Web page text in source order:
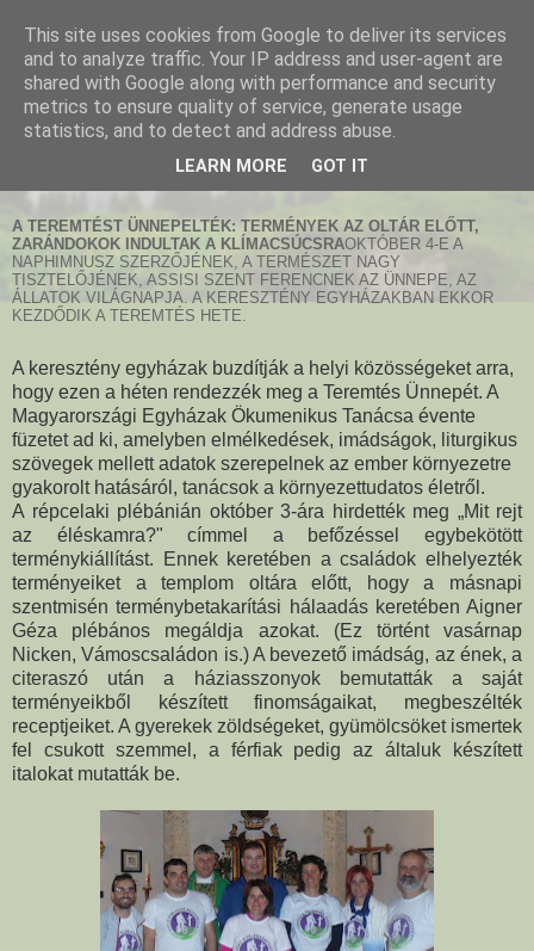
2015-10-03
TAF Répcelak
A TEREMTÉST ÜNNEPELTÉK: TERMÉNYEK AZ OLTÁR ELŐTT,
ZARÁNDOKOK INDULTAK A KLÍMACSÚCSRAOKTÓBER 4-E A
NAPHIMNUSZ SZERZŐJÉNEK, A TERMÉSZET NAGY
TISZTELŐJÉNEK, ASSISI SZENT FERENCNEK AZ ÜNNEPE, AZ
ÁLLATOK VILÁGNAPJA. A KERESZTÉNY EGYHÁZAKBAN EKKOR
KEZDŐDIK A TEREMTÉS HETE.
A keresztény egyházak buzdítják a helyi közösségeket arra,
hogy ezen a héten rendezzék meg a Teremtés Ünnepét. A
Magyarországi Egyházak Ökumenikus Tanácsa évente
füzetet ad ki, amelyben elmélkedések, imádságok, liturgikus
szövegek mellett adatok szerepelnek az ember környezetre
gyakorolt hatásáról, tanácsok a környezettudatos életről.
A répcelaki plébánián október 3-ára hirdették meg „Mit rejt
az éléskamra?" címmel a befőzéssel egybekötött
terménykiállítást. Ennek keretében a családok elhelyezték
terményeiket a templom oltára előtt, hogy a másnapi
szentmisén terménybetakarítási hálaadás keretében Aigner
Géza plébános megáldja azokat. (Ez történt vasárnap
Nicken, Vámoscsaládon is.) A bevezető imádság, az ének, a
citeraszó után a háziasszonyok bemutatták a saját
terményeikből készített finomságaikat, megbeszélték
receptjeiket. A gyerekek zöldségeket, gyümölcsöket ismertek
fel csukott szemmel, a férfiak pedig az általuk készített
italokat mutatták be.
This site uses cookies from Google to deliver its services
and to analyze traffic. Your IP address and user-agent are
shared with Google along with performance and security
metrics to ensure quality of service, generate usage
statistics, and to detect and address abuse.
LEARN MORE GOT IT